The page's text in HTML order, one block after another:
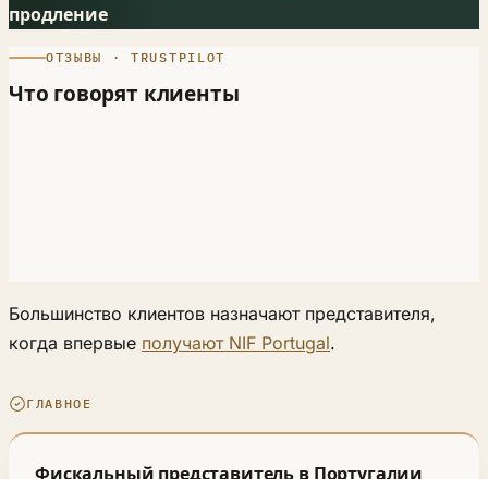
продление
ОТЗЫВЫ · TRUSTPILOT
Что говорят клиенты
Большинство клиентов назначают представителя,
когда впервые получают NIF Portugal.
ГЛАВНОЕ
Фискальный представитель в Португалии